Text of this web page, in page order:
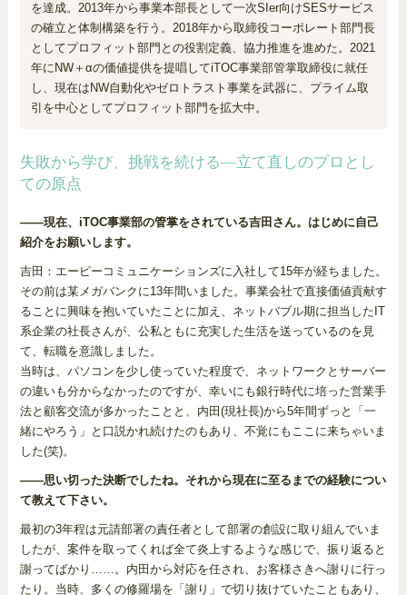
を達成。2013年から事業本部長として一次SIer向けSESサービス
の確立と体制構築を行う。2018年から取締役コーポレート部門長
としてプロフィット部門との役割定義、協力推進を進めた。2021
年にNW＋αの価値提供を提唱してiTOC事業部管掌取締役に就任
し、現在はNW自動化やゼロトラスト事業を武器に、プライム取
引を中心としてプロフィット部門を拡大中。
失敗から学び、挑戦を続ける—立て直しのプロとし
ての原点
——現在、iTOC事業部の管掌をされている吉田さん。はじめに自己
紹介をお願いします。
吉田：エーピーコミュニケーションズに入社して15年が経ちました。
その前は某メガバンクに13年間いました。事業会社で直接価値貢献す
ることに興味を抱いていたことに加え、ネットバブル期に担当したIT
系企業の社長さんが、公私ともに充実した生活を送っているのを見
て、転職を意識しました。
当時は、パソコンを少し使っていた程度で、ネットワークとサーバー
の違いも分からなかったのですが、幸いにも銀行時代に培った営業手
法と顧客交流が多かったことと、内田(現社長)から5年間ずっと「一
緒にやろう」と口説かれ続けたのもあり、不覚にもここに来ちゃいま
した(笑)。
——思い切った決断でしたね。それから現在に至るまでの経験につい
て教えて下さい。
最初の3年程は元請部署の責任者として部署の創設に取り組んでいま
したが、案件を取ってくれば全て炎上するような感じで、振り返ると
謝ってばかり……。内田から対応を任され、お客様さきへ謝りに行っ
たり。当時、多くの修羅場を「謝り」で切り抜けていたこともあり、